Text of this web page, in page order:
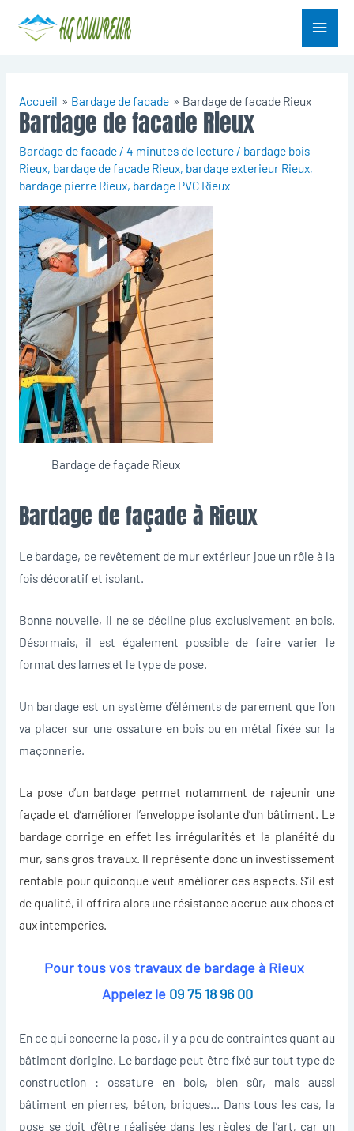
Menu
Accueil Bardage de facade Bardage de facade Rieux
Bardage de facade Rieux
Bardage de facade/ 4 minutes de lecture/ bardage bois
Rieux, bardage de facade Rieux, bardage exterieur Rieux,
bardage pierre Rieux, bardage PVC Rieux
Bardage de façade Rieux
Bardage de façade à Rieux
Le bardage, ce revêtement de mur extérieur joue un rôle à la
fois décoratif et isolant.
Bonne nouvelle, il ne se décline plus exclusivement en bois.
Désormais, il est également possible de faire varier le
format des lames et le type de pose.
Un bardage est un système d’éléments de parement que l’on
va placer sur une ossature en bois ou en métal fixée sur la
maçonnerie.
La pose d’un bardage permet notamment de rajeunir une
façade et d’améliorer l’enveloppe isolante d’un bâtiment. Le
bardage corrige en effet les irrégularités et la planéité du
mur, sans gros travaux. Il représente donc un investissement
rentable pour quiconque veut améliorer ces aspects. S’il est
de qualité, il offrira alors une résistance accrue aux chocs et
aux intempéries.
Pour tous vos travaux de bardage à Rieux
Appelez le 09 75 18 96 00
En ce qui concerne la pose, il y a peu de contraintes quant au
bâtiment d’origine. Le bardage peut être fixé sur tout type de
construction : ossature en bois, bien sûr, mais aussi
bâtiment en pierres, béton, briques… Dans tous les cas, la
pose se doit d’être réalisée dans les règles de l’art, car un